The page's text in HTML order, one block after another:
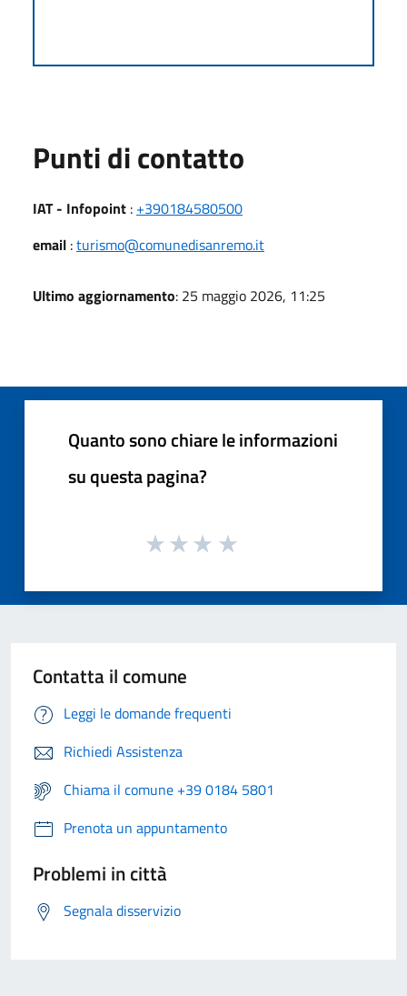
Punti di contatto
IAT - Infopoint : +390184580500
email :turismo@comunedisanremo.it
Ultimo aggiornamento: 25 maggio 2026, 11:25
Quanto sono chiare le informazioni
su questa pagina?
Contatta il comune
Leggi le domande frequenti
Richiedi Assistenza
Chiama il comune +39 0184 5801
Prenota un appuntamento
Problemi in città
Segnala disservizio